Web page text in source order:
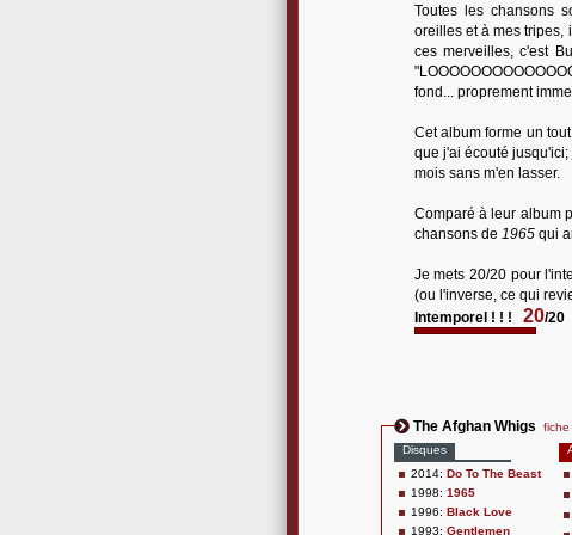
Toutes les chansons
oreilles et à mes tripes,
ces merveilles, c'est
fond... proprement
Cet album forme un
que j'ai écouté
mois sans m'en lasser.
Comparé à leur album
chansons de 1965qui
Je mets 20/20 pour
(ou l'inverse, ce qui
Intemporel ! ! !
20/20
The Afghan Whigs
fiche
Disques
2014: Do To The Beast
1998: 1965
1996: Black Love
1993: Gentlemen